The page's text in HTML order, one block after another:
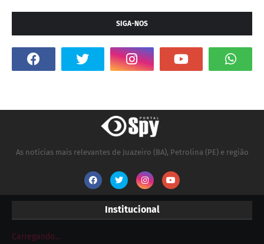
SIGA-NOS
As notícias mais relevantes de Juazeiro (BA), Petrolina (PE) e região
Institucional
Carregando...